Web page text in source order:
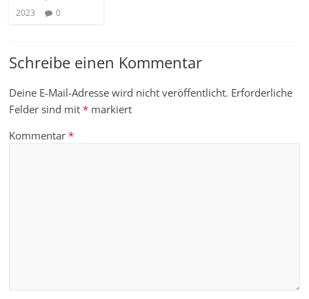
2023
0
Schreibe einen Kommentar
Deine E-Mail-Adresse wird nicht veröffentlicht. Erforderliche
Felder sind mit* markiert
Kommentar*